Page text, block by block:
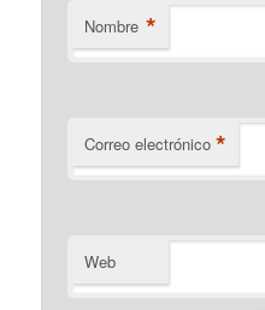
Nombre *
Correo electrónico *
Web